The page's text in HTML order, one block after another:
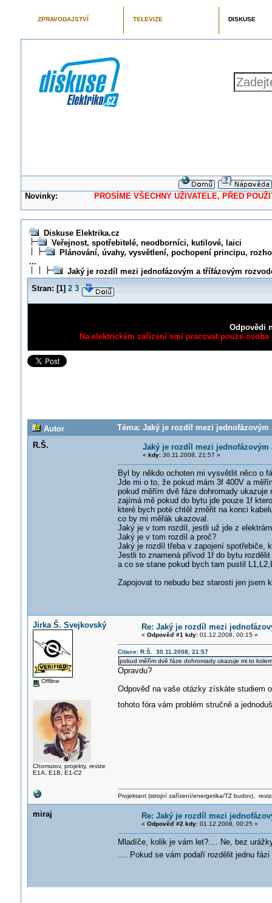
ZPRAVODAJSTVÍ TELEVIZE DISKUSE
Novinky: PROSÍME VŠECHNY UŽIVATELE, PŘED
Diskuse Elektrika.cz
Veřejnost, spotřebitelé, neodborníci, kutilové, laici
Plánování, úvahy, vysvětlení, pochopení principu,
...
Jaký je rozdíl mezi jednofázovým a třífázovým
Stran: [1] 2 3
Odpovědi
Na elektrickém zařízení smí pracovat pouze
Autor
Téma: Jaký je rozdíl mezi
R.Š.
Jaký je rozdíl mezi jednofázovým
« kdy:30.11.2008, 21:57 »
Byl by někdo ochoten mi vysvětlit něco o
Jde mi o to, že pokud mám 3f 400V a
pokud měřím dvě fáze dohromady ukazuje
zajímá mě pokud do bytu jde pouze 1f
které bych poté chtěl změřit na konci
co by mi měřák ukazoval.
Jaký je v tom rozdíl, jestli už jde z
Jaký je v tom rozdíl a proč?
Jaký je rozdíl třeba v zapojení spotřebiče,
Jestli to znamená přívod 1f do bytu
a co se stane pokud bych tam pustil
Zapojovat to nebudu bez starosti jen jsem
Jirka Š. Svejkovský
Offline
Chomutov, projekty, revize
E1A, E1B, E1-C2
Re: Jaký je rozdíl mezi
« Odpověď #1 kdy:01.12.2008, 00:15 »
Citace: R.Š. 30.11.2008, 21:57
pokud měřím dvě fáze dohromady ukazuje mi to
Opravdu?
Odpověď na vaše otázky získáte studiem
tohoto fóra vám problém stručně a
Projektant (strojní zařízení/energetika/TZ budov),
miraj Re: Jaký je rozdíl mezi
« Odpověď #2 kdy:01.12.2008, 00:25 »
Mladíče, kolik je vám let?.... Ne, bez
.... Pokud se vám podaří rozdělit jednu